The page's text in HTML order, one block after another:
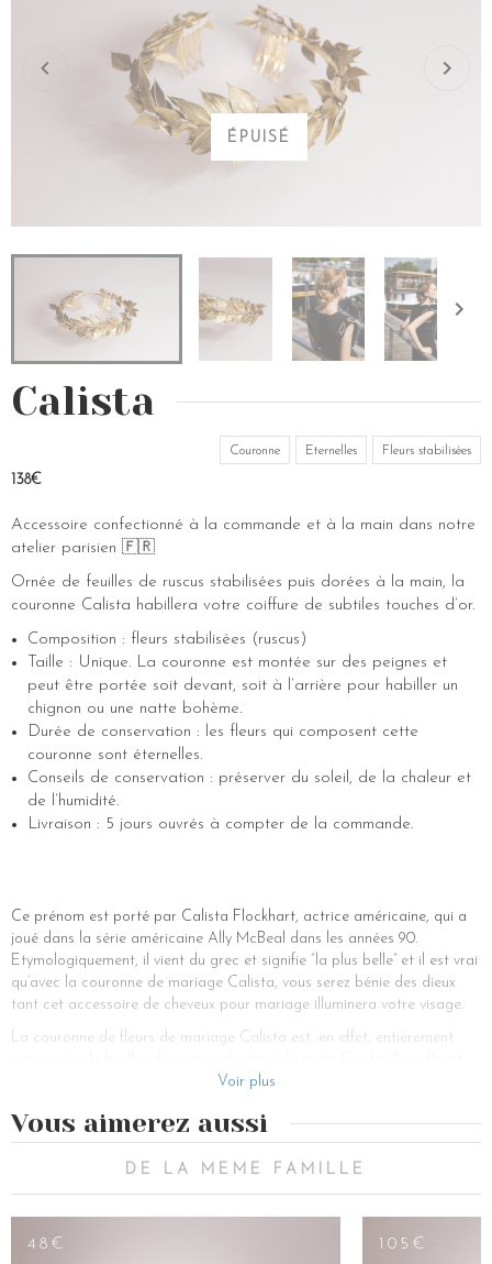
ÉPUISÉ
Calista
Couronne Eternelles Fleurs stabilisées
138€
Accessoire confectionné à la commande et à la main dans notre
atelier parisien 🇫🇷
Ornée de feuilles de ruscus stabilisées puis dorées à la main, la
couronne Calista habillera votre coiffure de subtiles touches d’or.
Composition : fleurs stabilisées (ruscus)
Taille : Unique. La couronne est montée sur des peignes et
peut être portée soit devant, soit à l’arrière pour habiller un
chignon ou une natte bohème.
Durée de conservation : les fleurs qui composent cette
couronne sont éternelles.
Conseils de conservation : préserver du soleil, de la chaleur et
de l’humidité.
Livraison : 5 jours ouvrés à compter de la commande.
Ce prénom est porté par Calista Flockhart, actrice américaine, qui a
joué dans la série américaine Ally McBeal dans les années 90.
Etymologiquement, il vient du grec et signifie “la plus belle” et il est vrai
qu’avec la couronne de mariage Calista, vous serez bénie des dieux
tant cet accessoire de cheveux pour mariage illuminera votre visage.
La couronne de fleurs de mariage Calista est, en effet, entièrement
de subtiles touches d’or serties le long d’un demi-cercle monté sur deux
porter de deux manières, soit sur le devant de la tête, pour retenir un
joli voile de mariée en dentelle, soit sur l’arrière pour orner une tresse
ou un joli chignon bas idéal pour un mariage romantique. Ce bijou de
tête, parfait sur cheveux courts comme sur cheveux longs, viendra
habiller et sublimer votre coiffe de délicates touches d’or pour un effet
bohème chic assuré. Si les futurs mariés choisissent comme thème de
Voir plus
Vous aimerez aussi
DE LA MEME FAMILLE
48€ 105€